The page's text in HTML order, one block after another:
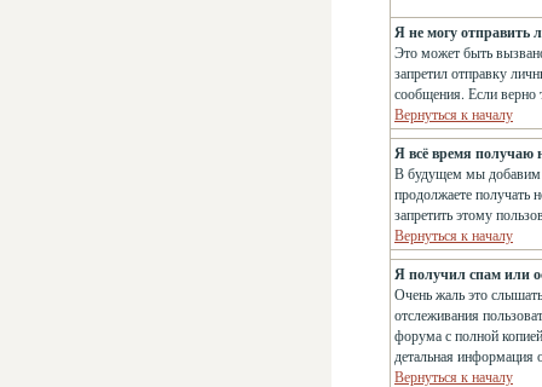
Я не могу отправить
Это может быть
запретил отправку
сообщения. Если верно
Вернуться к началу
Я всё время получаю
В будущем мы добавим
продолжаете получать
запретить этому
Вернуться к началу
Я получил спам или
Очень жаль это
отслеживания
форума с полной
детальная информация
Вернуться к началу